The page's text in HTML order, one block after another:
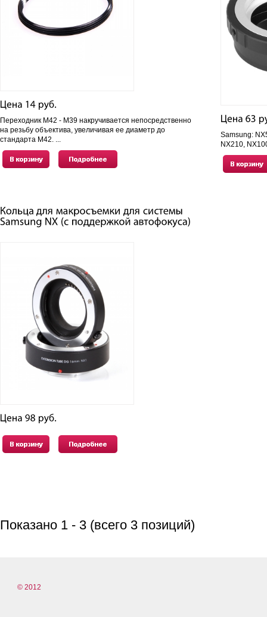
Переходник М42 - М39 накручивается непосредственно
на резьбу объектива, увеличивая ее диаметр до
стандарта М42. ...
Samsung:
NX210,
Показано 1 - 3 (всего 3 позиций)
© 2012